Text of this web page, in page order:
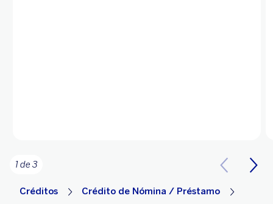
1 de 3
Créditos
Crédito de Nómina / Préstamo